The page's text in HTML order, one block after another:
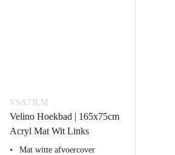
VSA73LM
Velino Hoekbad | 165x75cm
Acryl Mat Wit Links
Mat witte afvoercover